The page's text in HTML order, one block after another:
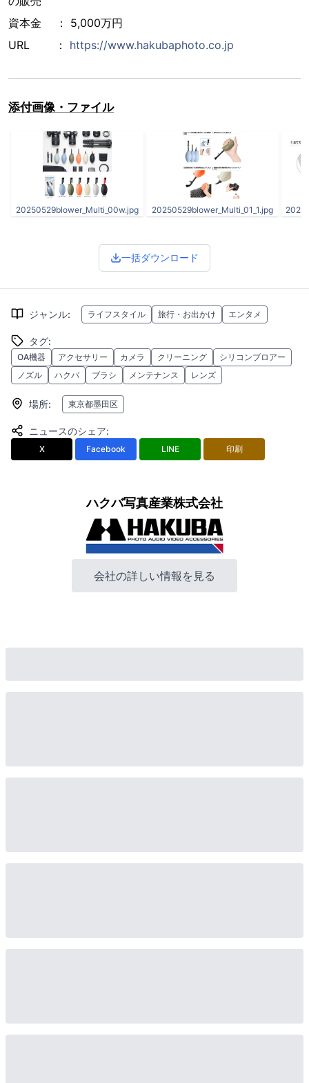
資本金 ： 5,000万円
URL ： https://www.hakubaphoto.co.jp
添付画像・ファイル
20250529blower_Multi_00w.jpg 20250529blower_Multi_01_1.jpg
一括ダウンロード
ジャンル: ライフスタイル 旅行・お出かけ エンタメ
タグ:
OA機器 アクセサリー カメラ クリーニング
シリコンブロアー
ノズル
ハクバ ブラシ メンテナンス レンズ
場所: 東京都墨田区
ニュースのシェア:
X Facebook LINE 印刷
ハクバ写真産業株式会社
会社の詳しい情報を見る